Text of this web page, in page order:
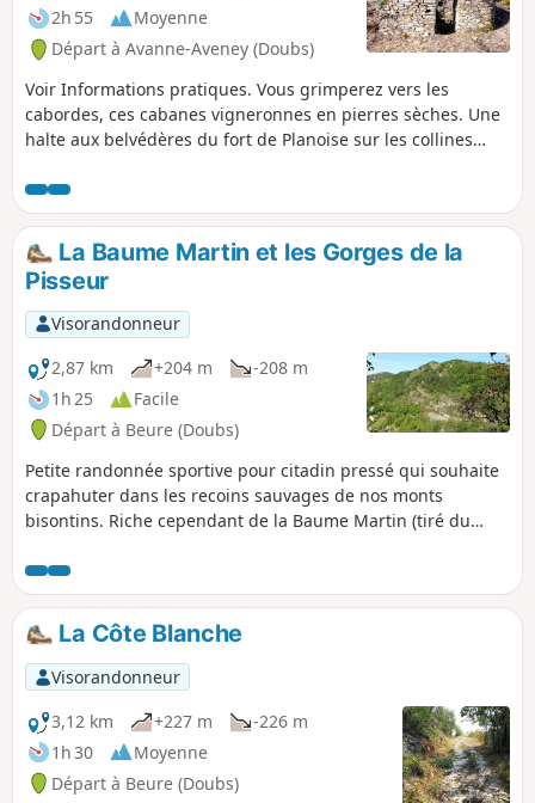
2h 55
Moyenne
Départ à Avanne-Aveney (Doubs)
Voir Informations pratiques. Vous grimperez vers les
cabordes, ces cabanes vigneronnes en pierres sèches. Une
halte aux belvédères du fort de Planoise sur les collines
monts jurassiens. Malgré son passé militaire, le fort sera
une promenade plein de charme avec ses nombreux
sentiers sillonnant les ruines. Vous reviendrez, en longeant
les falaises, par un bois sauvage et moussu aux allures de
forêt hantée et maléfique.
La Baume Martin et les Gorges de la
Pisseur
Visorandonneur
2,87 km
+204 m
-208 m
1h 25
Facile
Départ à Beure (Doubs)
Petite randonnée sportive pour citadin pressé qui souhaite
crapahuter dans les recoins sauvages de nos monts
bisontins. Riche cependant de la Baume Martin (tiré du
corniches du Bois de Peu surplombant la vallée du Doubs,
des Gorges et cascades de la Pisseur et de la Cascade du
Bout du Monde.
La Côte Blanche
Visorandonneur
3,12 km
+227 m
-226 m
1h 30
Moyenne
Départ à Beure (Doubs)